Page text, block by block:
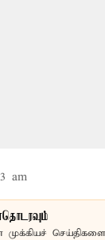
am
முக்கியச்